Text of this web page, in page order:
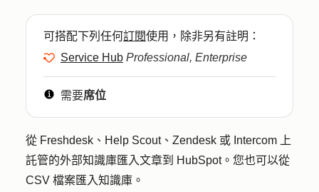
可搭配下列任何訂閱使用，除非另有註明：
Service Hub Professional, Enterprise
需要席位
從 Freshdesk、Help Scout、Zendesk 或 Intercom 上
託管的外部知識庫匯入文章到 HubSpot。您也可以從
CSV 檔案匯入知識庫。